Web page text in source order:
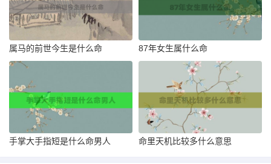
属马的前世今生是什么命 87年女生属什么命
手掌大手指短是什么命男人 命里天机比较多什么意思